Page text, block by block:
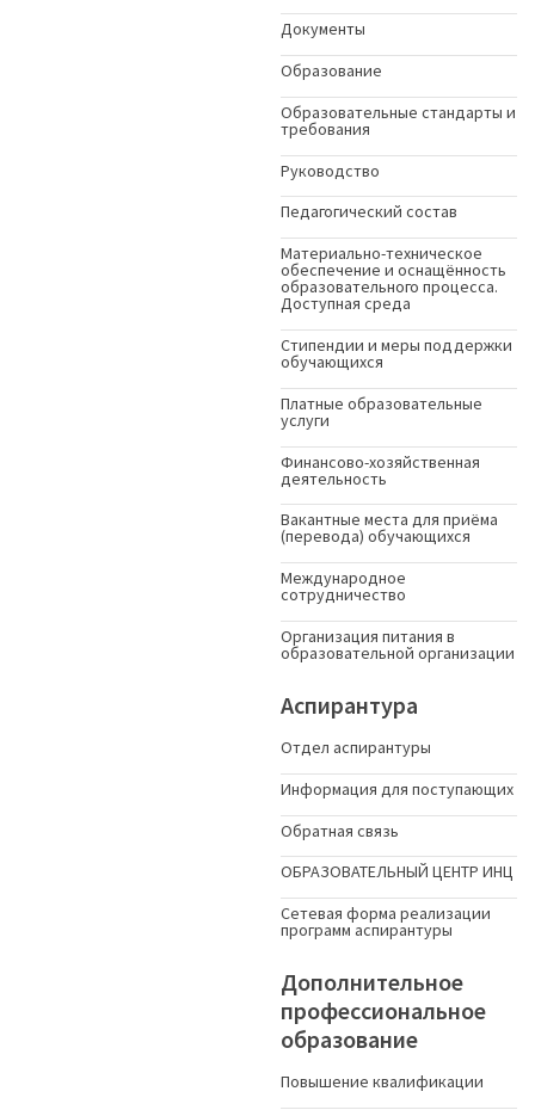
Документы
Образование
Образовательные стандарты и
требования
Руководство
Педагогический состав
Материально-техническое
обеспечение и оснащённость
образовательного процесса.
Доступная среда
Стипендии и меры поддержки
обучающихся
Платные образовательные
услуги
Финансово-хозяйственная
деятельность
Вакантные места для приёма
(перевода) обучающихся
Международное
сотрудничество
Организация питания в
образовательной организации
Аспирантура
Отдел аспирантуры
Информация для поступающих
Обратная связь
ОБРАЗОВАТЕЛЬНЫЙ ЦЕНТР ИНЦ
Сетевая форма реализации
программ аспирантуры
Дополнительное
профессиональное
образование
Повышение квалификации